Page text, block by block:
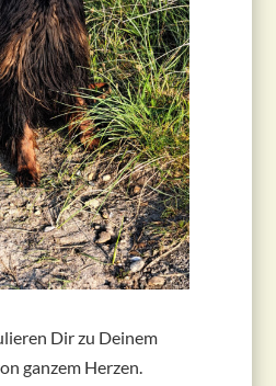
Dir zu Deinem
ganzem Herzen.